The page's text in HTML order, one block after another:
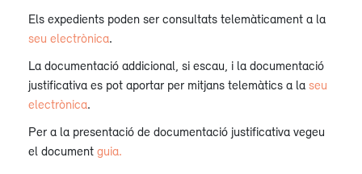
Els expedients poden ser consultats telemàticament a la
seu electrònica.
La documentació addicional, si escau, i la documentació
justificativa es pot aportar per mitjans telemàtics a la seu
electrònica.
Per a la presentació de documentació justificativa vegeu
el document guia.